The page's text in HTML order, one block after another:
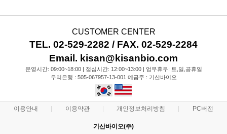
CUSTOMER CENTER
TEL. 02-529-2282 / FAX. 02-529-2284
Email. kisan@kisanbio.com
운영시간: 09:00~18:00 | 점심시간: 12:00~13:00 | 업무휴무: 토,일,공휴일
우리은행 : 505-067957-13-001 예금주 : 기산바이오
이용안내 이용약관 개인정보처리방침 PC버전
기산바이오(주)